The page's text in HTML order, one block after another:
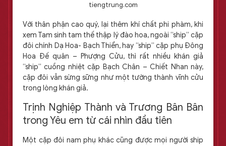
tiengtrung.com
Với thân phận cao quý, lại thêm khí chất phi phàm, khi
xem Tam sinh tam thế thập lý đào hoa, ngoài “ship” cặp
đôi chính Dạ Hoa- Bạch Thiển, hay “ship” cặp phụ Đông
Hoa Đế quân – Phượng Cửu, thì rất nhiều khán giả
“ship” cuồng nhiệt cặp Bạch Chân – Chiết Nhan này,
cặp đôi vẫn sừng sững như một tường thành vĩnh cửu
trong lòng khán giả.
Trịnh Nghiệp Thành và Trương Bân Bân
trong Yêu em từ cái nhìn đầu tiên
Một cặp đôi nam phụ khác cũng được mọi người ship